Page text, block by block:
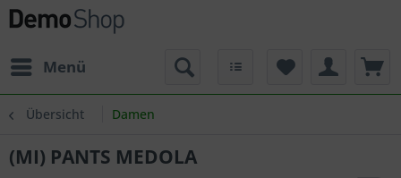
Menü
Übersicht Damen
(MI) PANTS MEDOLA